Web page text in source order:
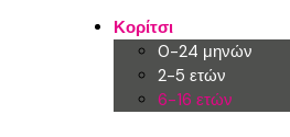
Κορίτσι
0-24 μηνών
2-5 ετών
6-16 ετών